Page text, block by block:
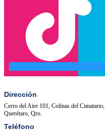
Dirección
Cerro del Aire 101, Colinas del Cimatario,
Querétaro, Qro.
Teléfono